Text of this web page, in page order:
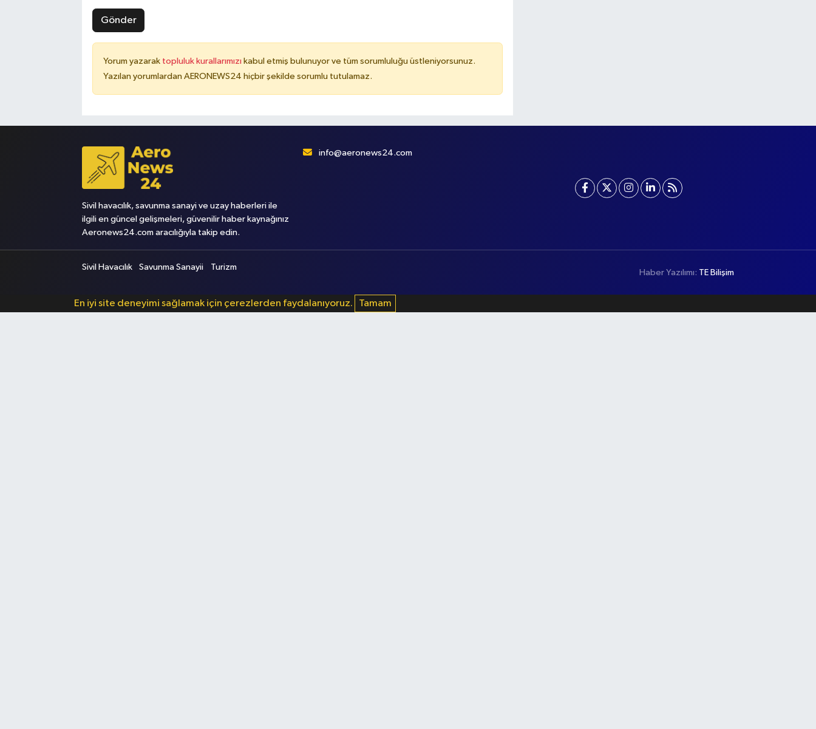
Gönder
Yorum yazarak topluluk kurallarımızı kabul etmiş bulunuyor ve tüm sorumluluğu üstleniyorsunuz.
Yazılan yorumlardan AERONEWS24 hiçbir şekilde sorumlu tutulamaz.
Sivil havacılık, savunma sanayi ve uzay haberleri ile
ilgili en güncel gelişmeleri, güvenilir haber kaynağınız
Aeronews24.com aracılığıyla takip edin.
info@aeronews24.com
Sivil Havacılık Savunma Sanayii Turizm
Haber Yazılımı: TE Bilişim
En iyi site deneyimi sağlamak için çerezlerden faydalanıyoruz. Tamam